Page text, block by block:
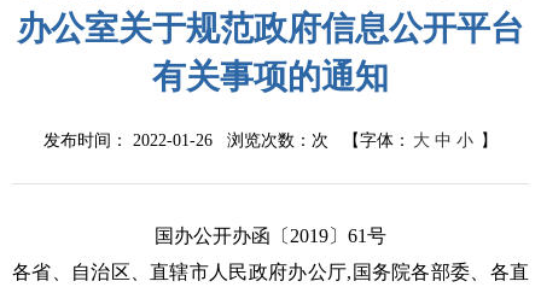
办公室关于规范政府信息公开平台
有关事项的通知
发布时间： 2022-01-26 浏览次数： 次 【字体： 大 中 小 】
国办公开办函〔2019〕61号
各省、自治区、直辖市人民政府办公厅,国务院各部委、各直